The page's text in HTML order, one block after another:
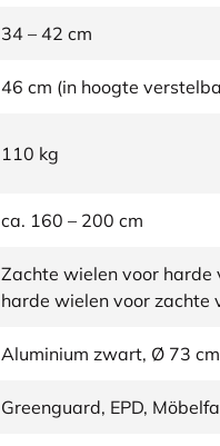
34 – 42 cm
46 cm (in hoogte
110 kg
ca. 160 – 200 cm
Zachte wielen voor harde
harde wielen voor zachte
Aluminium zwart, Ø 73 cm
Greenguard, EPD,